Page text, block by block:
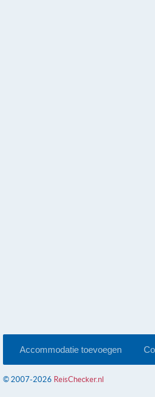
Accommodatie toevoegen
© 2007-2026 ReisChecker.nl